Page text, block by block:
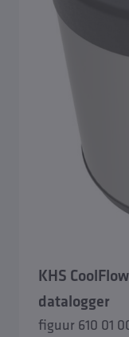
KHS-venturi-
KHS CoolFlow
KHS Hygiene
KHS-
KHS
datalogger
figuur 610 01